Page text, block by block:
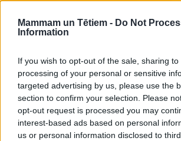
Mammam un Tētiem - Do Not
Information
If you wish to opt-out of the sale, sharing
processing of your personal or sensitive
targeted advertising by us, please use the
section to confirm your selection. Please
opt-out request is processed you may
interest-based ads based on personal
us or personal information disclosed to
Savukārt ar lielākiem ģimenes